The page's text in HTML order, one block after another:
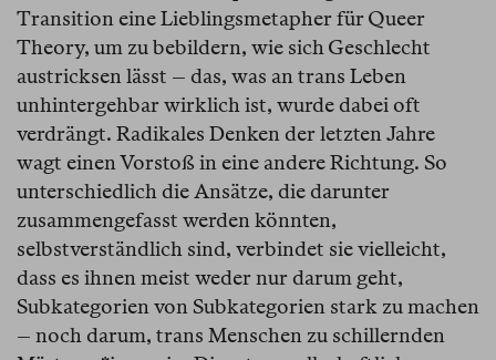
Transition eine Lieblingsmetapher für Queer
Theory, um zu bebildern, wie sich Geschlecht
austricksen lässt – das, was an trans Leben
unhintergehbar wirklich ist, wurde dabei oft
verdrängt. Radikales Denken der letzten Jahre
wagt einen Vorstoß in eine andere Richtung. So
unterschiedlich die Ansätze, die darunter
zusammengefasst werden könnten,
selbstverständlich sind, verbindet sie vielleicht,
dass es ihnen meist weder nur darum geht,
Subkategorien von Subkategorien stark zu machen
– noch darum, trans Menschen zu schillernden